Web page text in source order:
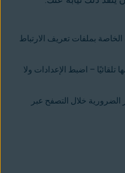
الخاصة بملفات تعريف الارتباط
– اضبط الإعدادات ولا
خلال التصفح عبر